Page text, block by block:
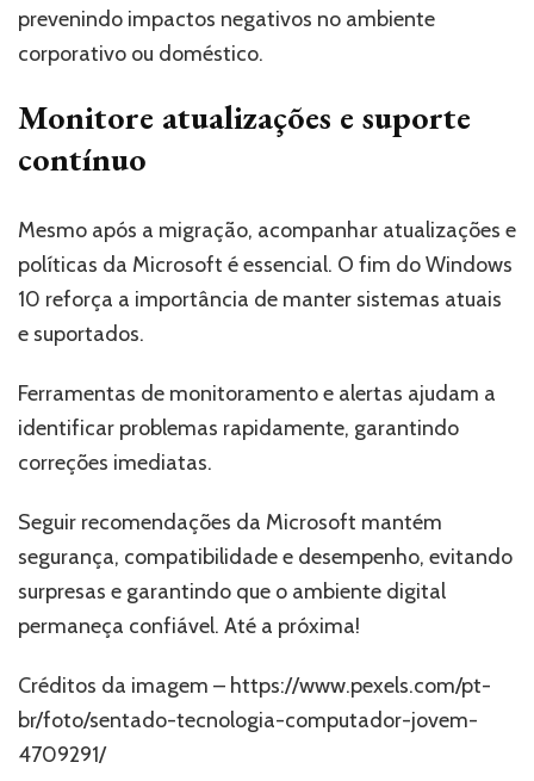
prevenindo impactos negativos no ambiente
corporativo ou doméstico.
Monitore atualizações e suporte
contínuo
Mesmo após a migração, acompanhar atualizações e
políticas da Microsoft é essencial. O fim do Windows
10 reforça a importância de manter sistemas atuais
e suportados.
Ferramentas de monitoramento e alertas ajudam a
identificar problemas rapidamente, garantindo
correções imediatas.
Seguir recomendações da Microsoft mantém
segurança, compatibilidade e desempenho, evitando
surpresas e garantindo que o ambiente digital
permaneça confiável. Até a próxima!
Créditos da imagem – https://www.pexels.com/pt-
br/foto/sentado-tecnologia-computador-jovem-
4709291/